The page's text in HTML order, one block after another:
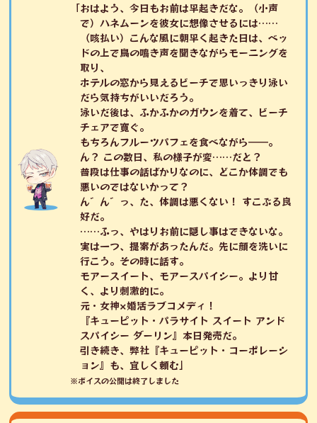
「おはよう、今日もお前は早起きだな。（小声
で）ハネムーンを彼女に想像させるには……
（咳払い）こんな風に朝早く起きた日は、ベッ
ドの上で鳥の鳴き声を聞きながらモーニングを
取り、
ホテルの窓から見えるビーチで思いっきり泳い
だら気持ちがいいだろう。
泳いだ後は、ふかふかのガウンを着て、ビーチ
チェアで寛ぐ。
もちろんフルーツパフェを食べながら――。
ん？ この数日、私の様子が変……だと？
普段は仕事の話ばかりなのに、どこか体調でも
悪いのではないかって？
ん゛ん゛っ、た、体調は悪くない！ すこぶる良
好だ。
……ふっ、やはりお前に隠し事はできないな。
実は一つ、提案があったんだ。先に顔を洗いに
行こう。その時に話す。
モアースイート、モアースパイシー。より甘
く、より刺激的に。
元・女神×婚活ラブコメディ！
『キューピット・パラサイト スイート アンド
スパイシー ダーリン』本日発売だ。
引き続き、弊社『キューピット・コーポレーシ
ョン』も、宜しく頼む」
※ボイスの公開は終了しました